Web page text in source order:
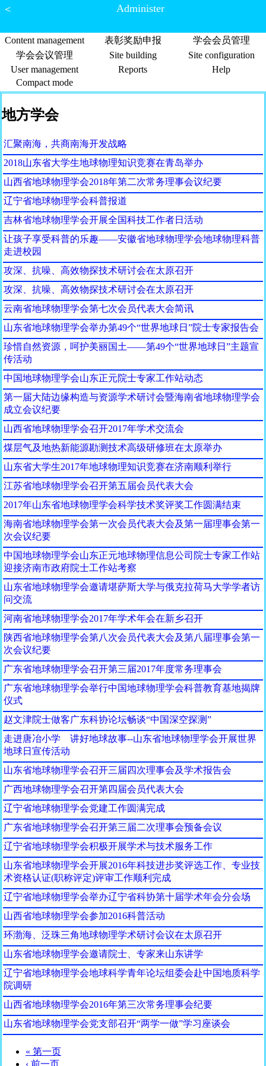
＜ Administer
Content management 表彰奖励申报
学会会员管理
学会会议管理
Site building
Site configuration
User management
Reports
Help
Compact mode
地方学会
汇聚南海，共商南海开发战略
2018山东省大学生地球物理知识竞赛在青岛举办
山西省地球物理学会2018年第二次常务理事会议纪要
辽宁省地球物理学会科普报道
吉林省地球物理学会开展全国科技工作者日活动
让孩子享受科普的乐趣——安徽省地球物理学会地球物理科普
走进校园
攻深、抗噪、高效物探技术研讨会在太原召开
攻深、抗噪、高效物探技术研讨会在太原召开
云南省地球物理学会第七次会员代表大会简讯
山东省地球物理学会举办第49个“世界地球日”院士专家报告会
珍惜自然资源，呵护美丽国土――第49个“世界地球日”主题宣
传活动
中国地球物理学会山东正元院士专家工作站动态
第一届大陆边缘构造与资源学术研讨会暨海南省地球物理学会
成立会议纪要
山西省地球物理学会召开2017年学术交流会
煤层气及地热新能源勘测技术高级研修班在太原举办
山东省大学生2017年地球物理知识竞赛在济南顺利举行
江苏省地球物理学会召开第五届会员代表大会
2017年山东省地球物理学会科学技术奖评奖工作圆满结束
海南省地球物理学会第一次会员代表大会及第一届理事会第一
次会议纪要
中国地球物理学会山东正元地球物理信息公司院士专家工作站
迎接济南市政府院士工作站考察
山东省地球物理学会邀请堪萨斯大学与俄克拉荷马大学学者访
问交流
河南省地球物理学会2017年学术年会在新乡召开
陕西省地球物理学会第八次会员代表大会及第八届理事会第一
次会议纪要
广东省地球物理学会召开第三届2017年度常务理事会
广东省地球物理学会举行中国地球物理学会科普教育基地揭牌
仪式
赵文津院士做客广东科协论坛畅谈“中国深空探测”
走进唐冶小学 讲好地球故事--山东省地球物理学会开展世界
地球日宣传活动
山东省地球物理学会召开三届四次理事会及学术报告会
广西地球物理学会召开第四届会员代表大会
辽宁省地球物理学会党建工作圆满完成
广东省地球物理学会召开第三届二次理事会预备会议
辽宁省地球物理学会积极开展学术与技术服务工作
山东省地球物理学会开展2016年科技进步奖评选工作、专业技
术资格认证(职称评定)评审工作顺利完成
辽宁省地球物理学会举办辽宁省科协第十届学术年会分会场
山西省地球物理学会参加2016科普活动
环渤海、泛珠三角地球物理学术研讨会议在太原召开
山东省地球物理学会邀请院士、专家来山东讲学
辽宁省地球物理学会地球科学青年论坛组委会赴中国地质科学
院调研
山西省地球物理学会2016年第三次常务理事会纪要
山东省地球物理学会党支部召开“两学一做”学习座谈会
« 第一页
‹ 前一页